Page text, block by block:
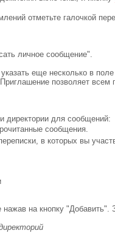
отметьте галочкой
личное сообщение".
еще несколько в
позволяет
директории для сообщений:
сообщения.
в которых вы
на кнопку "Добавить".